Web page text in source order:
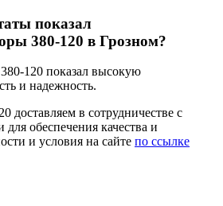
показал
380-120 в Грозном?
120 показал высокую
и надежность.
доставляем в сотрудничестве с
обеспечения качества и
и условия на сайте по ссылке